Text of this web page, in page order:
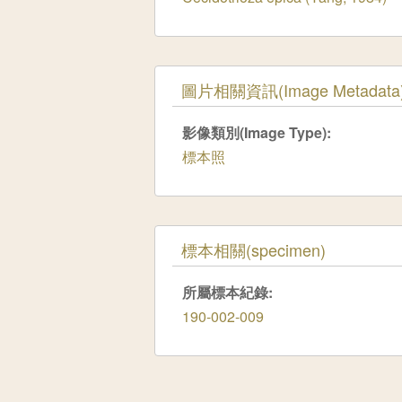
隱藏
圖片相關資訊(Image
影像類別(Image Type):
標本照
隱藏
標本相關(specimen)
所屬標本紀錄:
190-002-009